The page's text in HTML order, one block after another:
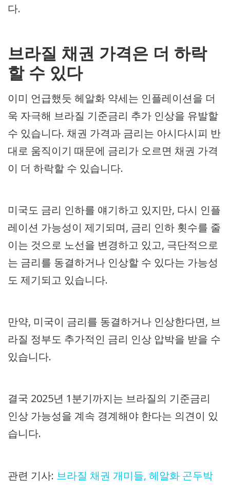
다.
브라질 채권 가격은 더 하락
할 수 있다
이미 언급했듯 헤알화 약세는 인플레이션을 더
욱 자극해 브라질 기준금리 추가 인상을 유발할
수 있습니다. 채권 가격과 금리는 아시다시피 반
대로 움직이기 때문에 금리가 오르면 채권 가격
이 더 하락할 수 있습니다.
미국도 금리 인하를 얘기하고 있지만, 다시 인플
레이션 가능성이 제기되며, 금리 인하 횟수를 줄
이는 것으로 노선을 변경하고 있고, 극단적으로
는 금리를 동결하거나 인상할 수 있다는 가능성
도 제기되고 있습니다.
만약, 미국이 금리를 동결하거나 인상한다면, 브
라질 정부도 추가적인 금리 인상 압박을 받을 수
있습니다.
결국 2025년 1분기까지는 브라질의 기준금리
인상 가능성을 계속 경계해야 한다는 의견이 있
습니다.
관련 기사: 브라질 채권 개미들, 헤알화 곤두박